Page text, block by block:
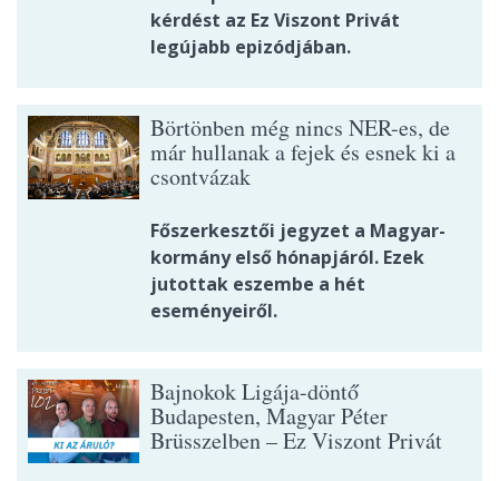
kérdést az Ez Viszont Privát
legújabb epizódjában.
Börtönben még nincs NER-es, de
már hullanak a fejek és esnek ki a
csontvázak
Főszerkesztői jegyzet a Magyar-
kormány első hónapjáról. Ezek
jutottak eszembe a hét
eseményeiről.
Bajnokok Ligája-döntő
Budapesten, Magyar Péter
Brüsszelben – Ez Viszont Privát